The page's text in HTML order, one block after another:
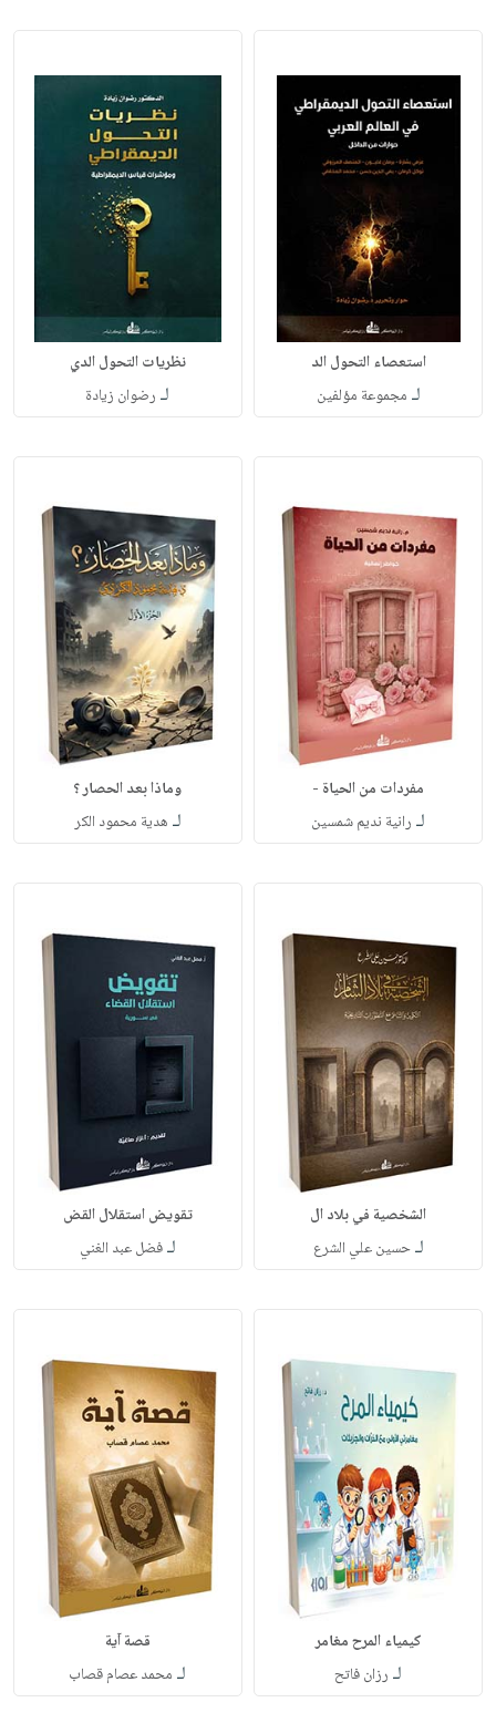
استعصاء التحول الد
لـ مجموعة مؤلفين
نظريات التحول الدي
لـ رضوان زيادة
مفردات من الحياة -
لـ رانية نديم شمسين
وماذا بعد الحصار ؟
لـ هدية محمود الكر
الشخصية في بلاد ال
لـحسين علي الشرع
تقويض استقلال القض
لـفضل عبد الغني
كيمياء المرح مغامر
لـ رزان فاتح
قصة آية
لـ محمد عصام قصاب